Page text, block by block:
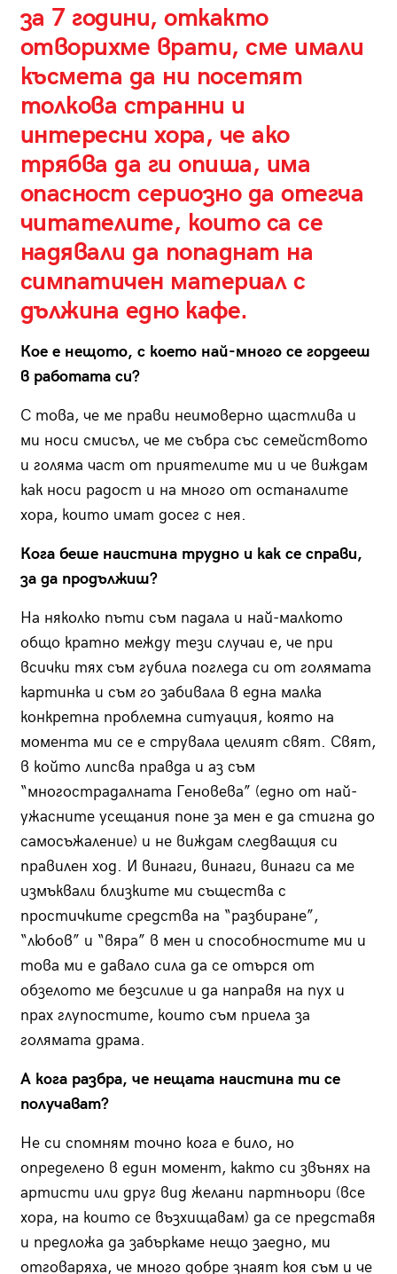
за 7 години, откакто
отворихме врати, сме имали
късмета да ни посетят
толкова странни и
интересни хора, че ако
трябва да ги опиша, има
опасност сериозно да отегча
читателите, които са се
надявали да попаднат на
симпатичен материал с
дължина едно кафе.
Кое е нещото, с което най-много се гордееш
в работата си?
С това, че ме прави неимоверно щастлива и
ми носи смисъл, че ме събра със семейството
и голяма част от приятелите ми и че виждам
как носи радост и на много от останалите
хора, които имат досег с нея.
Кога беше наистина трудно и как се справи,
за да продължиш?
На няколко пъти съм падала и най-малкото
общо кратно между тези случаи е, че при
всички тях съм губила погледа си от голямата
картинка и съм го забивала в една малка
конкретна проблемна ситуация, която на
момента ми се е струвала целият свят. Свят,
в който липсва правда и аз съм
“многострадалната Геновева” (едно от най-
ужасните усещания поне за мен е да стигна до
самосъжаление) и не виждам следващия си
правилен ход. И винаги, винаги, винаги са ме
измъквали близките ми същества с
простичките средства на “разбиране”,
“любов” и “вяра” в мен и способностите ми и
това ми е давало сила да се отърся от
обзелото ме безсилие и да направя на пух и
прах глупостите, които съм приела за
голямата драма.
А кога разбра, че нещата наистина ти се
получават?
Не си спомням точно кога е било, но
определено в един момент, както си звънях на
артисти или друг вид желани партньори (все
хора, на които се възхищавам) да се представя
и предложа да забъркаме нещо заедно, ми
отговаряха, че много добре знаят коя съм и че